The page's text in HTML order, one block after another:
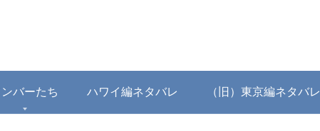
ンバーたち ハワイ編ネタバレ （旧）東京編ネタバレ